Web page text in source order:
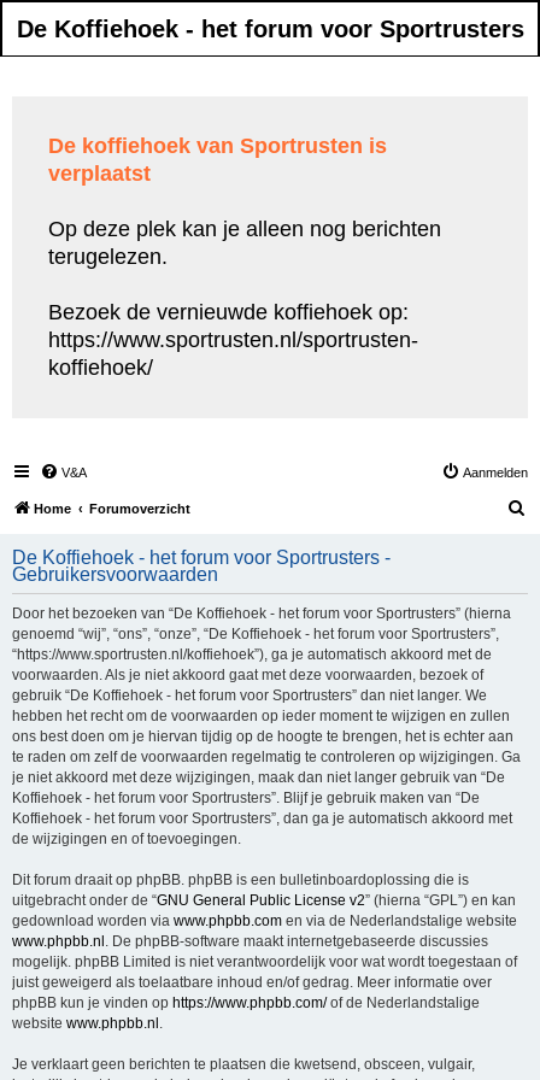
De Koffiehoek - het forum voor Sportrusters
De koffiehoek van Sportrusten is
verplaatst
Op deze plek kan je alleen nog berichten
terugelezen.
Bezoek de vernieuwde koffiehoek op:
https://www.sportrusten.nl/sportrusten-
koffiehoek/
V&A Aanmelden
Home Forumoverzicht
k
De Koffiehoek - het forum voor Sportrusters -
Gebruikersvoorwaarden
Door het bezoeken van “De Koffiehoek - het forum voor Sportrusters” (hierna
genoemd “wij”, “ons”, “onze”, “De Koffiehoek - het forum voor Sportrusters”,
“https://www.sportrusten.nl/koffiehoek”), ga je automatisch akkoord met de
voorwaarden. Als je niet akkoord gaat met deze voorwaarden, bezoek of
gebruik “De Koffiehoek - het forum voor Sportrusters” dan niet langer. We
hebben het recht om de voorwaarden op ieder moment te wijzigen en zullen
ons best doen om je hiervan tijdig op de hoogte te brengen, het is echter aan
te raden om zelf de voorwaarden regelmatig te controleren op wijzigingen. Ga
je niet akkoord met deze wijzigingen, maak dan niet langer gebruik van “De
Koffiehoek - het forum voor Sportrusters”. Blijf je gebruik maken van “De
Koffiehoek - het forum voor Sportrusters”, dan ga je automatisch akkoord met
de wijzigingen en of toevoegingen.
Dit forum draait op phpBB. phpBB is een bulletinboardoplossing die is
uitgebracht onder de “GNU General Public License v2” (hierna “GPL”) en kan
gedownload worden via www.phpbb.com en via de Nederlandstalige website
www.phpbb.nl . De phpBB-software maakt internetgebaseerde discussies
mogelijk. phpBB Limited is niet verantwoordelijk voor wat wordt toegestaan of
juist geweigerd als toelaatbare inhoud en/of gedrag. Meer informatie over
phpBB kun je vinden op https://www.phpbb.com/of de Nederlandstalige
website www.phpbb.nl .
Je verklaart geen berichten te plaatsen die kwetsend, obsceen, vulgair,